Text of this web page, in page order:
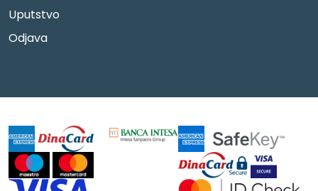
Uputstvo
Odjava